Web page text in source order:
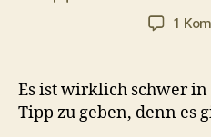
1
Es ist wirklich schwer in
Tipp zu geben, denn es